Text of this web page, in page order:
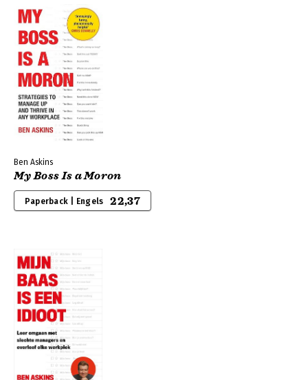
Ben Askins
My Boss Is a Moron
Paperback | Engels 22,37